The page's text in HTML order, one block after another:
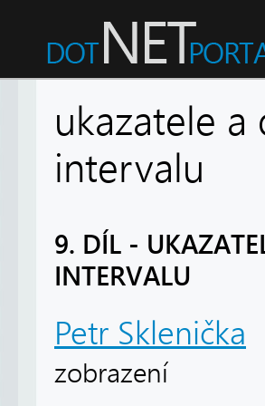
ukazatele a
intervalu
9. DÍL -
INTERVALU
Petr Sklenička
zobrazení